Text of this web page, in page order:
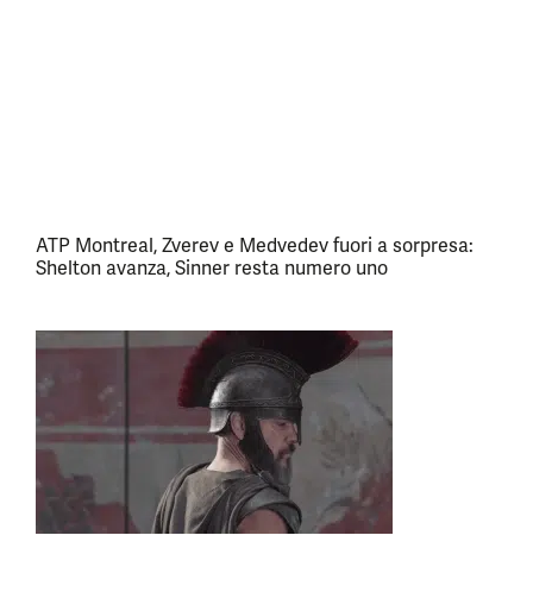
ATP Montreal, Zverev e Medvedev fuori a sorpresa:
Shelton avanza, Sinner resta numero uno